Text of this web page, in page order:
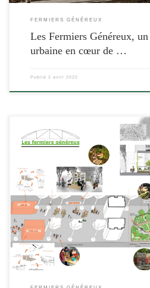
FERMIERS GÉNÉREUX
Les Fermiers Généreux,
urbaine en cœur de …
Publié 2 avril 2020
[…]